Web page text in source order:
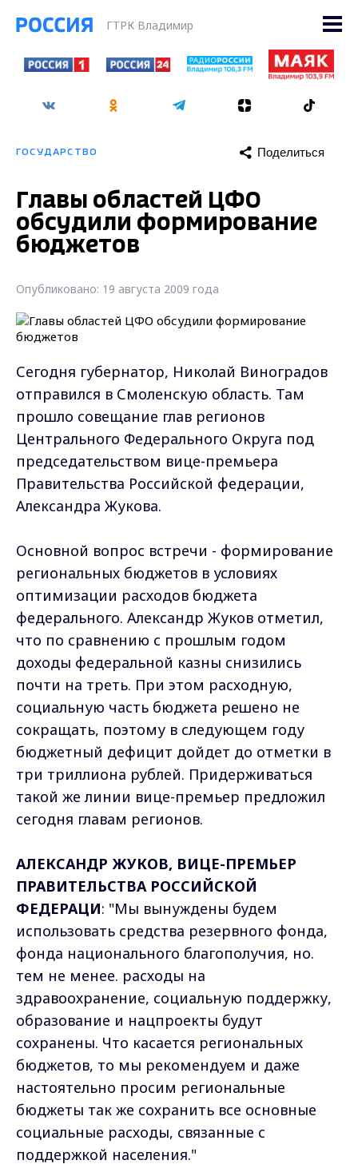
ГТРК Владимир
ГОСУДАРСТВО Поделиться
Главы областей ЦФО
обсудили формирование
бюджетов
Опубликовано: 19 августа 2009 года
Сегодня губернатор, Николай Виноградов
отправился в Смоленскую область. Там
прошло совещание глав регионов
Центрального Федерального Округа под
председательством вице-премьера
Правительства Российской федерации,
Александра Жукова.
Основной вопрос встречи - формирование
региональных бюджетов в условиях
оптимизации расходов бюджета
федерального. Александр Жуков отметил,
что по сравнению с прошлым годом
доходы федеральной казны снизились
почти на треть. При этом расходную,
социальную часть бюджета решено не
сокращать, поэтому в следующем году
бюджетный дефицит дойдет до отметки в
три триллиона рублей. Придерживаться
такой же линии вице-премьер предложил
сегодня главам регионов.
АЛЕКСАНДР ЖУКОВ, ВИЦЕ-ПРЕМЬЕР
ПРАВИТЕЛЬСТВА РОССИЙСКОЙ
ФЕДЕРАЦИ: "Мы вынуждены будем
использовать средства резервного фонда,
фонда национального благополучия, но.
тем не менее. расходы на
здравоохранение, социальную поддержку,
образование и нацпроекты будут
сохранены. Что касается региональных
бюджетов, то мы рекомендуем и даже
настоятельно просим региональные
бюджеты так же сохранить все основные
социальные расходы, связанные с
поддержкой населения."